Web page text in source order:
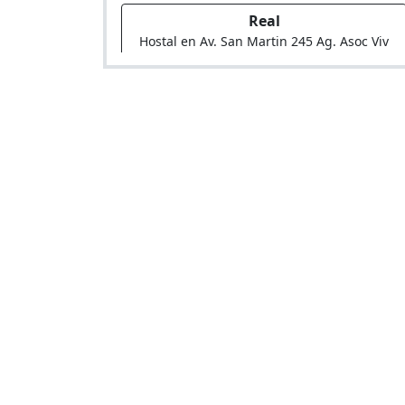
Real
Hostal en Av. San Martin 245 Ag. Asoc Viv